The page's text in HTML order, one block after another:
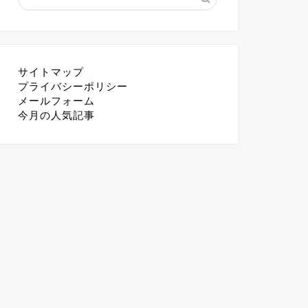
サイトマップ
プライバシーポリシー
メールフォーム
今月の人気記事